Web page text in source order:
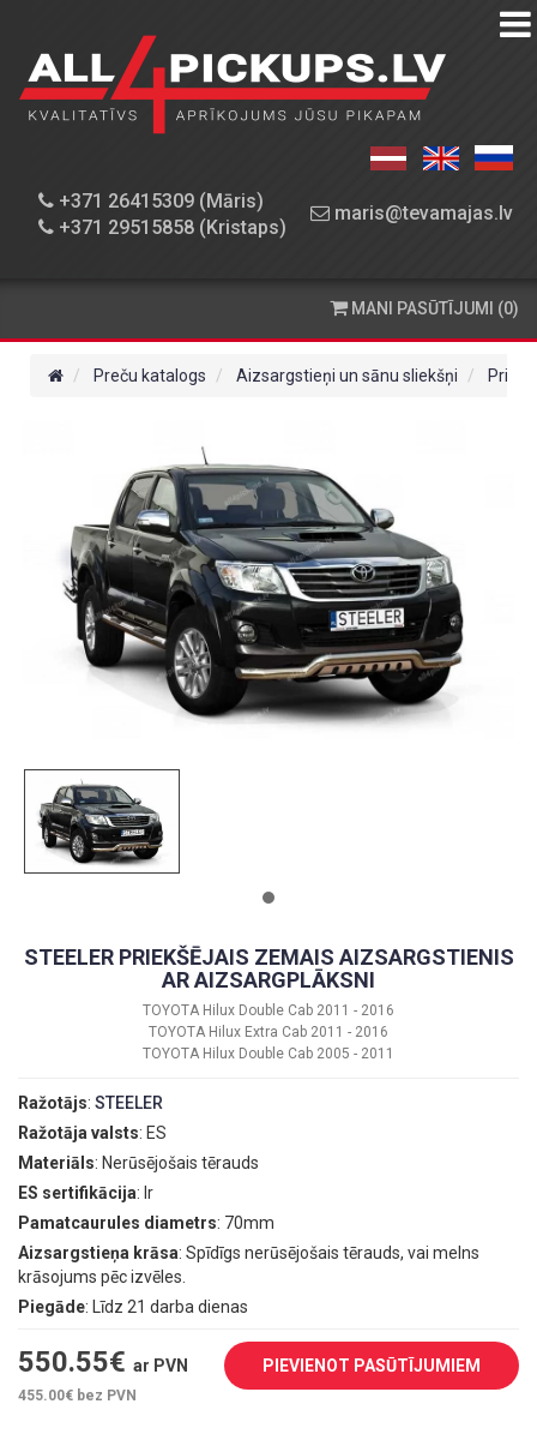
+371 26415309 (Māris)
+371 29515858 (Kristaps)
maris@tevamajas.lv
PREČU
KATALOGS
PIEGĀDE
MANI PASŪTĪJUMI (0)
Preču katalogs Aizsargstieņi un sānu sliekšņi
STEELER PRIEKŠĒJAIS ZEMAIS AIZSARGSTIENIS
AR AIZSARGPLĀKSNI
TOYOTA Hilux Double Cab 2011 - 2016
TOYOTA Hilux Extra Cab 2011 - 2016
TOYOTA Hilux Double Cab 2005 - 2011
Ražotājs: STEELER
Ražotāja valsts: ES
Materiāls: Nerūsējošais tērauds
ES sertifikācija: Ir
Pamatcaurules diametrs: 70mm
Aizsargstieņa krāsa: Spīdīgs nerūsējošais tērauds, vai melns
krāsojums pēc izvēles.
Piegāde: Līdz 21 darba dienas
550.55€ ar PVN
455.00€ bez PVN
PIEVIENOT PASŪTĪJUMIEM